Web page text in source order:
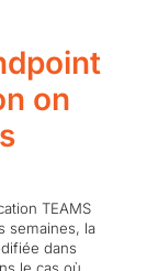
on
TEAMS
semaines, la
dans